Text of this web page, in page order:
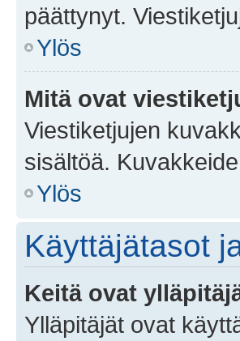
päättynyt.
Ylös
Mitä ovat
Viestiketjujen
sisältöä.
Ylös
Käyttäjätasot
Keitä ovat
Ylläpitäjät ovat